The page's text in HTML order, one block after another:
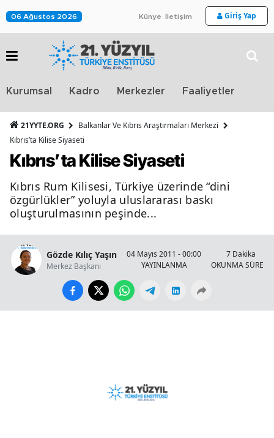
06 Ağustos 2026 Künye İletişim Giriş Yap
Kurumsal Kadro Merkezler Faaliyetler
21YYTE.ORG
Balkanlar Ve Kıbrıs Araştırmaları Merkezi
Kıbrıs’ta Kilise Siyaseti
Kıbrıs’ta Kilise Siyaseti
Kıbrıs Rum Kilisesi, Türkiye üzerinde “dini
özgürlükler” yoluyla uluslararası baskı
oluşturulmasının peşinde...
Gözde Kılıç Yaşın
Merkez Başkanı
04 Mayıs 2011 - 00:00
YAYINLANMA
7 Dakika
OKUNMA SÜRESİ